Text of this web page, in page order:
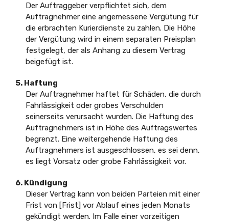
Der Auftraggeber verpflichtet sich, dem
Auftragnehmer eine angemessene Vergütung für
die erbrachten Kurierdienste zu zahlen. Die Höhe
der Vergütung wird in einem separaten Preisplan
festgelegt, der als Anhang zu diesem Vertrag
beigefügt ist.
5. Haftung
Der Auftragnehmer haftet für Schäden, die durch
Fahrlässigkeit oder grobes Verschulden
seinerseits verursacht wurden. Die Haftung des
Auftragnehmers ist in Höhe des Auftragswertes
begrenzt. Eine weitergehende Haftung des
Auftragnehmers ist ausgeschlossen, es sei denn,
es liegt Vorsatz oder grobe Fahrlässigkeit vor.
6. Kündigung
Dieser Vertrag kann von beiden Parteien mit einer
Frist von [Frist] vor Ablauf eines jeden Monats
gekündigt werden. Im Falle einer vorzeitigen